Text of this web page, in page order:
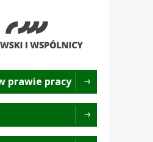
prawie pracy